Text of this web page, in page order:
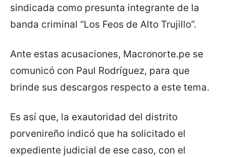
sindicada como presunta integrante de la
banda criminal “Los Feos de Alto Trujillo”.
Ante estas acusaciones, Macronorte.pe se
comunicó con Paul Rodríguez, para que
brinde sus descargos respecto a este tema.
Es así que, la exautoridad del distrito
porvenireño indicó que ha solicitado el
expediente judicial de ese caso, con el